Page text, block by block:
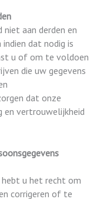
niet aan derden en
dat nodig is
u of om te voldoen
die uw gegevens
dat onze
en vertrouwelijkheid
hebt u het recht om
corrigeren of te